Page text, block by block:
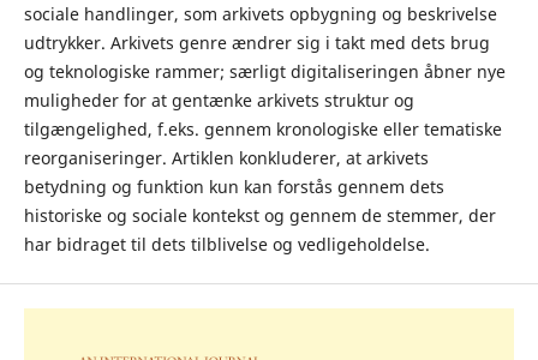
sociale handlinger, som arkivets opbygning og beskrivelse
udtrykker. Arkivets genre ændrer sig i takt med dets brug
og teknologiske rammer; særligt digitaliseringen åbner nye
muligheder for at gentænke arkivets struktur og
tilgængelighed, f.eks. gennem kronologiske eller tematiske
reorganiseringer. Artiklen konkluderer, at arkivets
betydning og funktion kun kan forstås gennem dets
historiske og sociale kontekst og gennem de stemmer, der
har bidraget til dets tilblivelse og vedligeholdelse.